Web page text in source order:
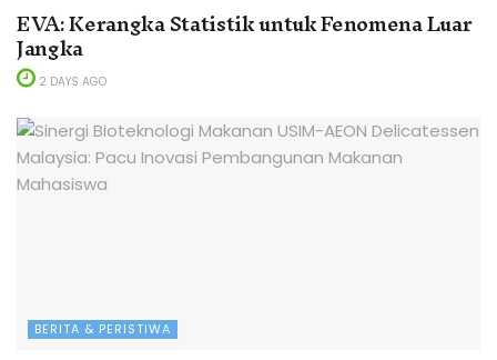
EVA: Kerangka Statistik untuk Fenomena Luar
Jangka
2 DAYS AGO
BERITA & PERISTIWA